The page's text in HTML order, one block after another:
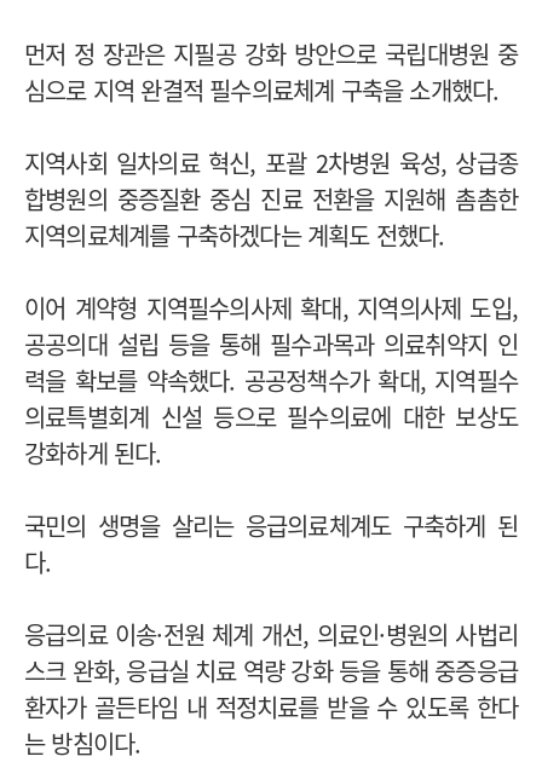
먼저 정 장관은 지필공 강화 방안으로 국립대병원 중
심으로 지역 완결적 필수의료체계 구축을 소개했다.
지역사회 일차의료 혁신, 포괄 2차병원 육성, 상급종
합병원의 중증질환 중심 진료 전환을 지원해 촘촘한
지역의료체계를 구축하겠다는 계획도 전했다.
이어 계약형 지역필수의사제 확대, 지역의사제 도입,
공공의대 설립 등을 통해 필수과목과 의료취약지 인
력을 확보를 약속했다. 공공정책수가 확대, 지역필수
의료특별회계 신설 등으로 필수의료에 대한 보상도
강화하게 된다.
국민의 생명을 살리는 응급의료체계도 구축하게 된
다.
응급의료 이송·전원 체계 개선, 의료인·병원의 사법리
스크 완화, 응급실 치료 역량 강화 등을 통해 중증응급
환자가 골든타임 내 적정치료를 받을 수 있도록 한다
는 방침이다.